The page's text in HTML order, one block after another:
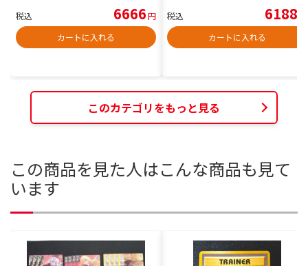
税込 6666円
カートに入れる
税込 6188
カートに入れる
このカテゴリをもっと見る
この商品を見た人はこんな商品も見て
います